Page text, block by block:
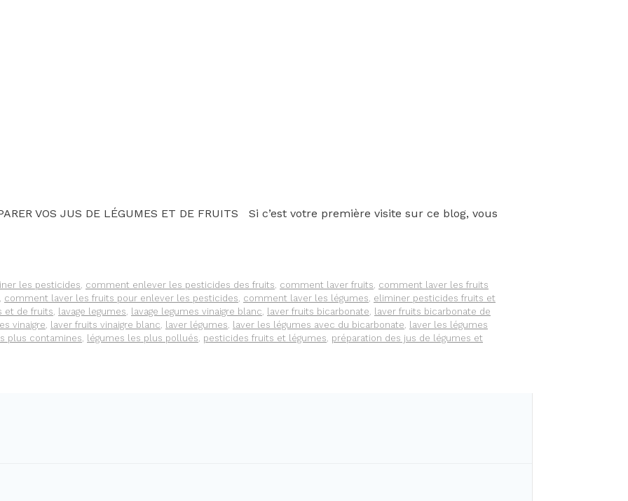
VOS JUS DE LÉGUMES ET DE FRUITS Si c’est votre première visite sur ce blog, vous
les pesticides, comment enlever les pesticides des fruits, comment laver fruits, comment laver les fruits
, comment laver les fruits pour enlever les pesticides, comment laver les légumes, eliminer pesticides fruits et
et de fruits, lavage legumes, lavage legumes vinaigre blanc, laver fruits bicarbonate, laver fruits bicarbonate de
vinaigre, laver fruits vinaigre blanc, laver légumes, laver les légumes avec du bicarbonate, laver les légumes
plus contamines, légumes les plus pollués, pesticides fruits et légumes, préparation des jus de légumes et